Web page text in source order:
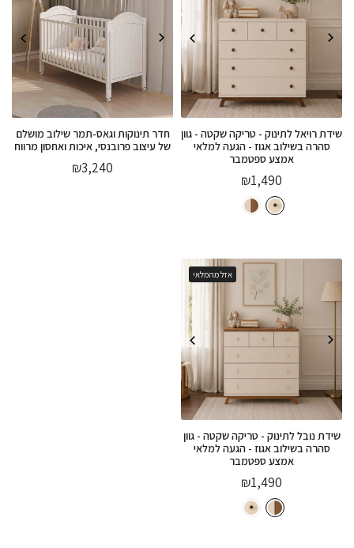
שידת רויאל לתינוק - טריקה שקטה - גוון
סהרה בשילוב אגוז - הגעה למלאי
אמצע ספטמבר
₪1,490
חדר תינוקות וגאס-תמר שילוב מושלם
של עיצוב פרובנסי, איכות ואחסון מרווח
₪3,240
אזל מהמלאי
שידת נובל לתינוק - טריקה שקטה - גוון
סהרה בשילוב אגוז - הגעה למלאי
אמצע ספטמבר
₪1,490